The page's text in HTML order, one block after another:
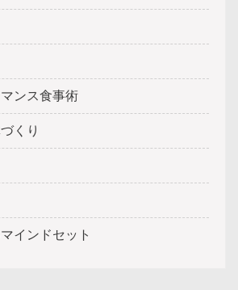
ンス食事術
くり
インドセット